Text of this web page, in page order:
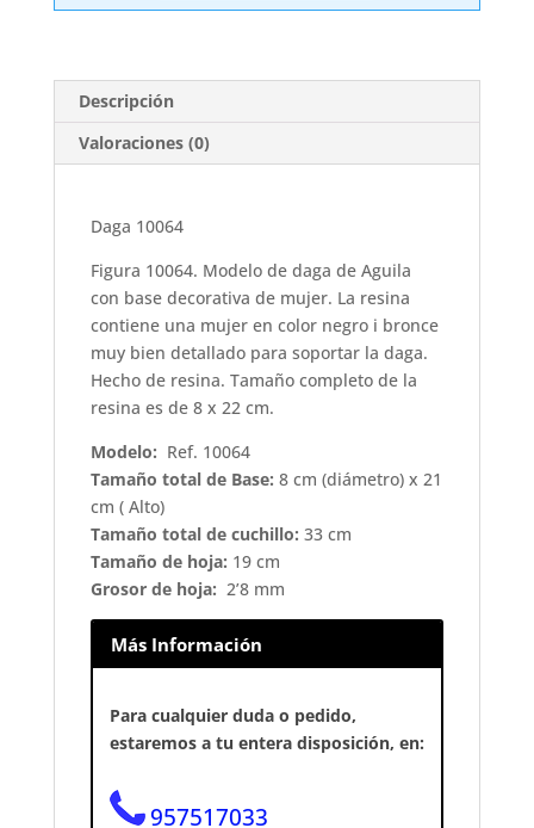
Descripción
Valoraciones (0)
Daga 10064
Figura 10064. Modelo de daga de Aguila
con base decorativa de mujer. La resina
contiene una mujer en color negro i bronce
muy bien detallado para soportar la daga.
Hecho de resina. Tamaño completo de la
resina es de 8 x 22 cm.
Modelo: Ref. 10064
Tamaño total de Base: 8 cm (diámetro) x 21
cm ( Alto)
Tamaño total de cuchillo: 33 cm
Tamaño de hoja: 19 cm
Grosor de hoja: 2’8 mm
Más Información
Para cualquier duda o pedido,
estaremos a tu entera disposición, en:
957517033